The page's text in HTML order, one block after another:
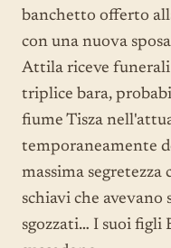
banchetto offerto
con una nuova
Attila riceve funerali
triplice bara,
fiume Tisza
temporaneamente
massima
schiavi che avevano
sgozzati… I suoi